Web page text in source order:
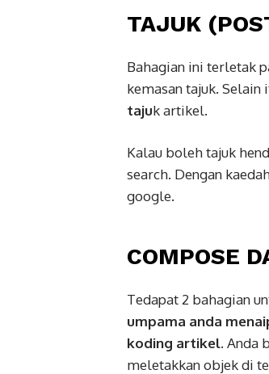
TAJUK
Bahagian ini terletak
kemasan tajuk. Selain
tajuk artikel.
Kalau boleh tajuk
search. Dengan
google.
COMPOSE
Tedapat 2 bahagian
umpama anda
koding artikel. Anda
meletakkan objek di